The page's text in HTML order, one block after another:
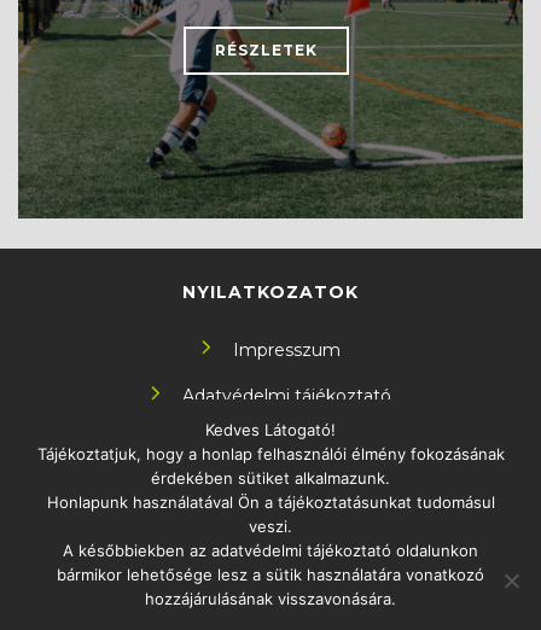
RÉSZLETEK
NYILATKOZATOK
Impresszum
Adatvédelmi tájékoztató
KÖVESS MINKET!
ELÉRHETŐSÉG
Kedves Látogató!
Tájékoztatjuk, hogy a honlap felhasználói élmény fokozásának
érdekében sütiket alkalmazunk.
Honlapunk használatával Ön a tájékoztatásunkat tudomásul
veszi.
A későbbiekben az adatvédelmi tájékoztató oldalunkon
bármikor lehetősége lesz a sütik használatára vonatkozó
hozzájárulásának visszavonására.